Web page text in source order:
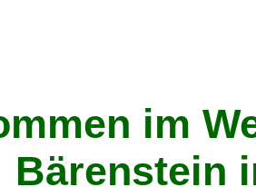
im
Bärenstein